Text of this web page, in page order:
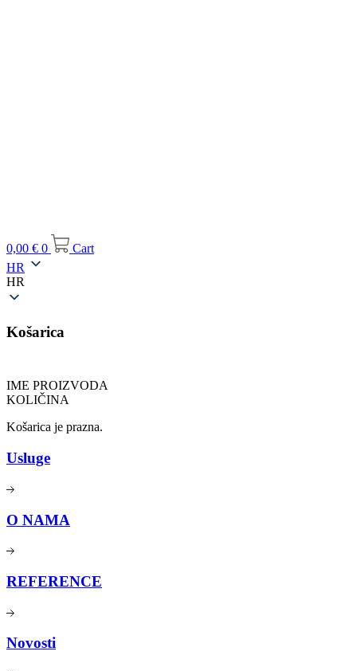
0,00 € 0
Cart
HR
HR
Košarica
IME PROIZVODA
KOLIČINA
Košarica je prazna.
Usluge
O NAMA
REFERENCE
Novosti